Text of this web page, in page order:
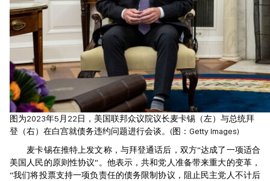
图为2023年5月22日，美国联邦众议院议长麦卡锡（左）与总统拜
登（右）在白宫就债务违约问题进行会谈。(图：Getty Images)
麦卡锡在推特上发文称，与拜登通话后，双方“达成了一项适合
美国人民的原则性协议”。他表示，共和党人准备带来重大的变革，
“我们将投票支持一项负责任的债务限制协议，阻止民主党人不计后